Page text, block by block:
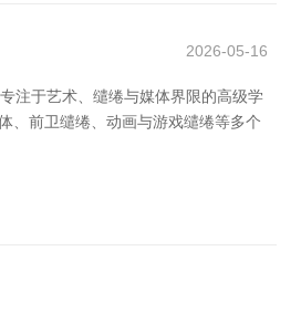
2026-05-16
注于艺术、缱绻与媒体界限的高级学
、前卫缱绻、动画与游戏缱绻等多个